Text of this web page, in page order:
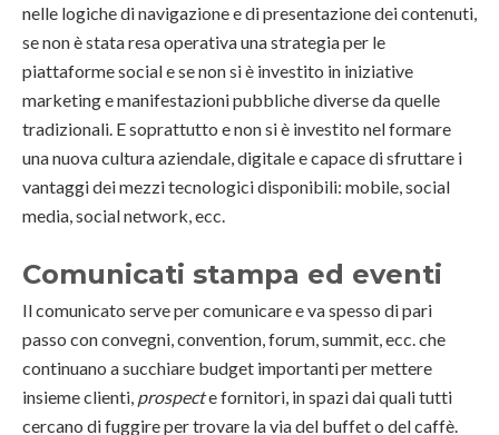
nelle logiche di navigazione e di presentazione dei contenuti,
se non è stata resa operativa una strategia per le
piattaforme social e se non si è investito in iniziative
marketing e manifestazioni pubbliche diverse da quelle
tradizionali. E soprattutto e non si è investito nel formare
una nuova cultura aziendale, digitale e capace di sfruttare i
vantaggi dei mezzi tecnologici disponibili: mobile, social
media, social network, ecc.
Comunicati stampa ed eventi
Il comunicato serve per comunicare e va spesso di pari
passo con convegni, convention, forum, summit, ecc. che
continuano a succhiare budget importanti per mettere
insieme clienti, prospecte fornitori, in spazi dai quali tutti
cercano di fuggire per trovare la via del buffet o del caffè.